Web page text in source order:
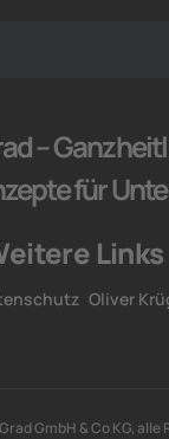
–
für
Links
Oliver
GmbH & Co KG,